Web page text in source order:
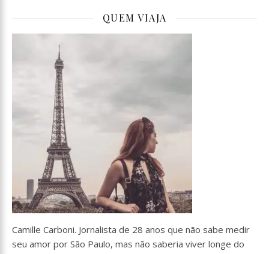
QUEM VIAJA
Camille Carboni. Jornalista de 28 anos que não sabe medir
seu amor por São Paulo, mas não saberia viver longe do